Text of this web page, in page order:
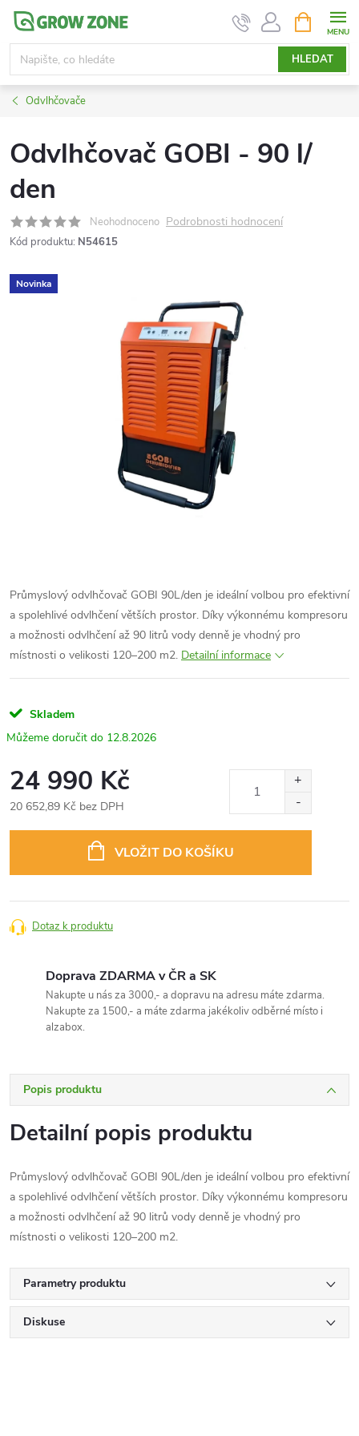
Přejít
obsah
HLEDAT
NÁKUPNÍ
KOŠÍK
Odvlhčovače
Odvlhčovač GOBI - 90 l/
den
Neohodnoceno Podrobnosti hodnocení
Kód produktu: N54615
Novinka
Průmyslový odvlhčovač GOBI 90L/den je ideální volbou pro efektivní
a spolehlivé odvlhčení větších prostor. Díky výkonnému kompresoru
a možnosti odvlhčení až 90 litrů vody denně je vhodný pro
místnosti o velikosti 120–200 m2. Detailní informace
Skladem
12.8.2026
24 990 Kč
20 652,89 Kč bez DPH
VLOŽIT DO KOŠÍKU
Dotaz k produktu
Doprava ZDARMA v ČR a SK
Nakupte u nás za 3000,- a dopravu na adresu máte zdarma.
Nakupte za 1500,- a máte zdarma jakékoliv odběrné místo i
alzabox.
Popis produktu
Detailní popis produktu
Průmyslový odvlhčovač GOBI 90L/den je ideální volbou pro efektivní
a spolehlivé odvlhčení větších prostor. Díky výkonnému kompresoru
a možnosti odvlhčení až 90 litrů vody denně je vhodný pro
místnosti o velikosti 120–200 m2.
Parametry produktu
Diskuse